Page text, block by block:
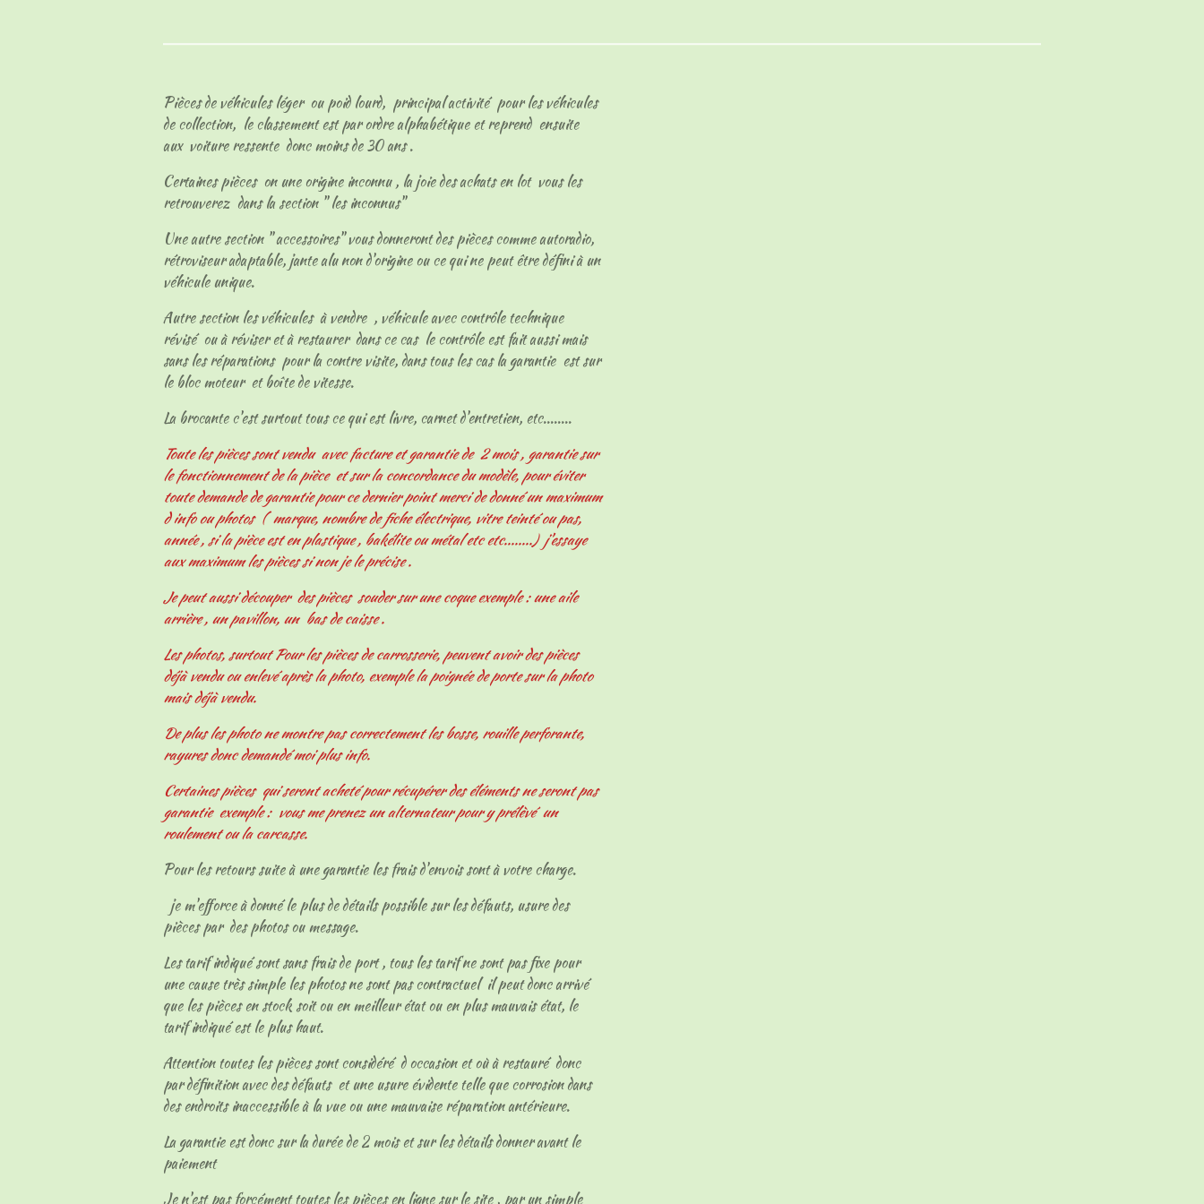
Pièces de véhicules léger ou poid lourd, principal activité pour les véhicules
de collection, le classement est par ordre alphabétique et reprend ensuite
aux voiture ressente donc moins de 30 ans .
Certaines pièces on une origine inconnu , la joie des achats en lot vous les
retrouverez dans la section " les inconnus"
Une autre section " accessoires" vous donneront des pièces comme autoradio,
rétroviseur adaptable, jante alu non d'origine ou ce qui ne peut être défini à un
véhicule unique.
Autre section les véhicules à vendre , véhicule avec contrôle technique
révisé ou à réviser et à restaurer dans ce cas le contrôle est fait aussi mais
sans les réparations pour la contre visite, dans tous les cas la garantie est sur
le bloc moteur et boîte de vitesse.
La brocante c'est surtout tous ce qui est livre, carnet d'entretien, etc........
Toute les pièces sont vendu avec facture et garantie de 2 mois , garantie sur
le fonctionnement de la pièce et sur la concordance du modèle, pour éviter
toute demande de garantie pour ce dernier point merci de donné un maximum
d info ou photos ( marque, nombre de fiche électrique, vitre teinté ou pas,
année , si la pièce est en plastique , bakélite ou métal etc etc........) j'essaye
aux maximum les pièces si non je le précise .
Je peut aussi découper des pièces souder sur une coque exemple : une aile
arrière , un pavillon, un bas de caisse .
Les photos, surtout Pour les pièces de carrosserie, peuvent avoir des pièces
déjà vendu ou enlevé après la photo, exemple la poignée de porte sur la photo
mais déjà vendu.
De plus les photo ne montre pas correctement les bosse, rouille perforante,
rayures donc demandé moi plus info.
Certaines pièces qui seront acheté pour récupérer des éléments ne seront pas
garantie exemple : vous me prenez un alternateur pour y prélèvé un
roulement ou la carcasse.
Pour les retours suite à une garantie les frais d'envois sont à votre charge.
je m'efforce à donné le plus de détails possible sur les défauts, usure des
pièces par des photos ou message.
Les tarif indiqué sont sans frais de port , tous les tarif ne sont pas fixe pour
une cause très simple les photos ne sont pas contractuel il peut donc arrivé
que les pièces en stock soit ou en meilleur état ou en plus mauvais état, le
tarif indiqué est le plus haut.
Attention toutes les pièces sont considéré d occasion et où à restauré donc
par définition avec des défauts et une usure évidente telle que corrosion dans
des endroits inaccessible à la vue ou une mauvaise réparation antérieure.
La garantie est donc sur la durée de 2 mois et sur les détails donner avant le
paiement
Je n'est pas forcément toutes les pièces en ligne sur le site , par un simple